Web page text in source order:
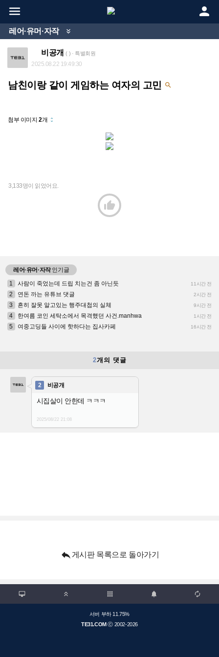
 
레어·유머·자작 
비공개 ( ) · 특별회원
2025.08.22 19:49:30
남친이랑 같이 게임하는 여자의 고민 
첨부 이미지2개 unfold_more
3,133명이 읽었어요.

레어·유머·자작인기글
1
사람이 죽었는데 드립 치는건 좀 아닌듯 11시간 전
2 연돈 까는 유튜브 댓글 2시간 전
3 흔히 잘못 알고있는 행주대첩의 실체 9시간 전
4 한여름 코인 세탁소에서 목격했던 사건.manhwa 1시간 전
5 여중고딩들 사이에 핫하다는 집사카페 16시간 전
2개의 댓글
2 비공개
시집살이 안한데 ㅋㅋㅋ
2025/08/22 21:08
 게시판 목록으로 돌아가기
  apps  
서버 부하 11.75%
TE31.COMⓒ 2002-2026